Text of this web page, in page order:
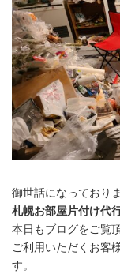
御世話になっておりま
札幌お部屋片付け代
本日もブログをご覧
ご利用いただくお客
す。